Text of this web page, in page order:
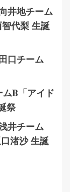
井地チーム
代梨 生誕
口チーム
B「アイド
祭
井チーム
渚沙 生誕